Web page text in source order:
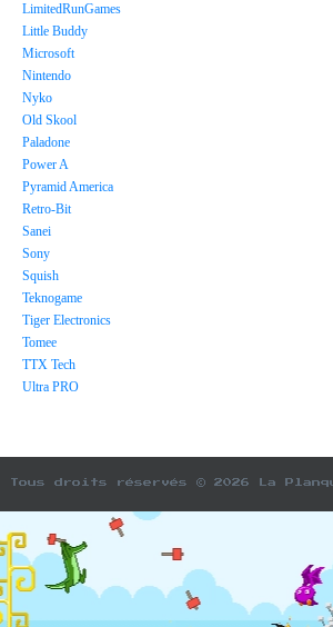
LimitedRunGames
Little Buddy
Microsoft
Nintendo
Nyko
Old Skool
Paladone
Power A
Pyramid America
Retro-Bit
Sanei
Sony
Squish
Teknogame
Tiger Electronics
Tomee
TTX Tech
Ultra PRO
Tous droits réservés © 2026 La